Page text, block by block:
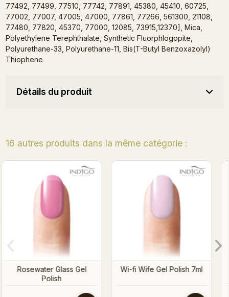
77492, 77499, 77510, 77742, 77891, 45380, 45410, 60725,
77002, 77007, 47005, 47000, 77861, 77266, 561300, 21108,
77480, 77820, 45370, 77000, 12085, 73915,12370], Mica,
Polyethylene Terephthalate, Synthetic Fluorphlogopite,
Polyurethane-33, Polyurethane-11, Bis(T-Butyl Benzoxazolyl)
Thiophene
Détails du produit
16 autres produits dans la même catégorie :
Baobab Gel Polish 7ml Retro Red Gel polish 7 ml